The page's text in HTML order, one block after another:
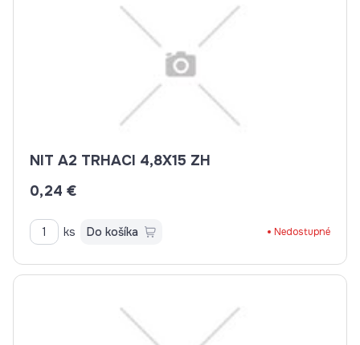
NIT A2 TRHACI 4,8X15 ZH
0,24 €
ks Do košíka Nedostupné